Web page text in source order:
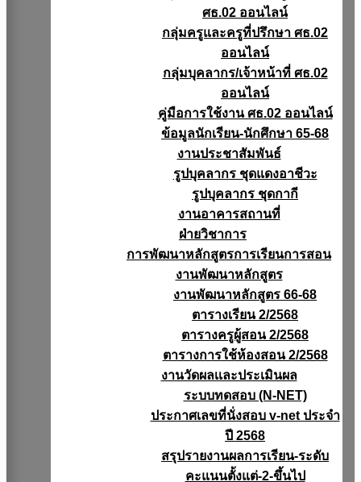
ศธ.02 ออนไลน์
กลุ่มครูและครูที่ปรึกษา ศธ.02
ออนไลน์
กลุ่มบุคลากร/เจ้าหน้าที่ ศธ.02
ออนไลน์
คู่มือการใช้งาน ศธ.02 ออนไลน์
ข้อมูลนักเรียน-นักศึกษา 65-68
งานประชาสัมพันธ์
รูปบุคลากร ชุดแดงอาชีวะ
รูปบุคลากร ชุดกากี
งานอาคารสถานที่
ฝ่ายวิชาการ
การพัฒนาหลักสูตรการเรียนการสอน
งานพัฒนาหลักสูตร
งานพัฒนาหลักสูตร 66-68
ตารางเรียน 2/2568
ตารางครูผู้สอน 2/2568
ตารางการใช้ห้องสอน 2/2568
งานวัดผลเเละประเมินผล
ระบบทดสอบ (N-NET)
ประกาศเลขที่นั่งสอบ v-net ประจำ
ปี 2568
สรุปรายงานผลการเรียน-ระดับ
คะแนนตั้งแต่-2-ขึ้นไป